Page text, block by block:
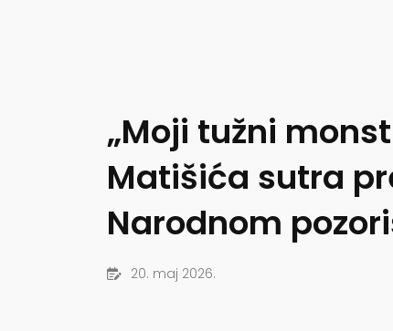
„Moji tužni
Matišića sutra
Narodnom
20. maj 2026.